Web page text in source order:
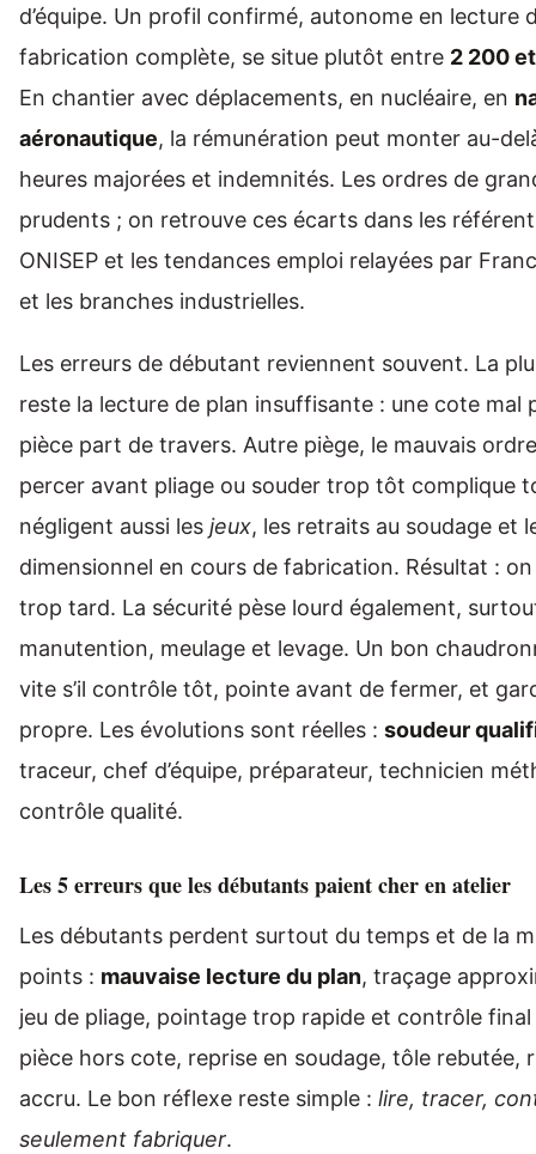
d’équipe. Un profil confirmé, autonome en lecture
fabrication complète, se situe plutôt entre 2 200
En chantier avec déplacements, en nucléaire, en
aéronautique, la rémunération peut monter au-
heures majorées et indemnités. Les ordres de
prudents ; on retrouve ces écarts dans les
ONISEP et les tendances emploi relayées par
et les branches industrielles.
Les erreurs de débutant reviennent souvent. La
reste la lecture de plan insuffisante : une cote mal
pièce part de travers. Autre piège, le mauvais
percer avant pliage ou souder trop tôt complique
négligent aussi les jeux, les retraits au soudage et
dimensionnel en cours de fabrication. Résultat : on
trop tard. La sécurité pèse lourd également,
manutention, meulage et levage. Un bon
vite s’il contrôle tôt, pointe avant de fermer, et
propre. Les évolutions sont réelles : soudeur
traceur, chef d’équipe, préparateur, technicien
contrôle qualité.
Les 5 erreurs que les débutants paient cher en atelier
Les débutants perdent surtout du temps et de la
points : mauvaise lecture du plan, traçage
jeu de pliage, pointage trop rapide et contrôle final
pièce hors cote, reprise en soudage, tôle rebutée,
accru. Le bon réflexe reste simple : lire, tracer,
seulement fabriquer.